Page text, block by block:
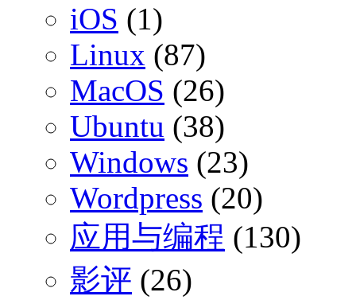
iOS (1)
Linux (87)
MacOS (26)
Ubuntu (38)
Windows (23)
Wordpress (20)
应用与编程 (130)
影评 (26)